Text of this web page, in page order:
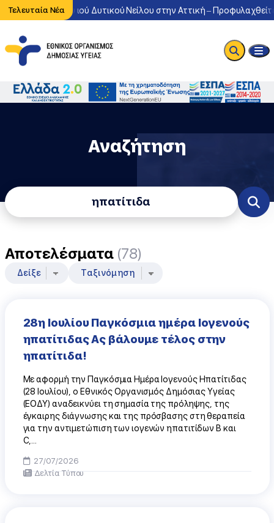
Τελευταία Νέατου ιού Δυτικού Νείλου στην Αττική – Προφυλαχθείτε
Αναζήτηση
Φόρμα Αναζήτησης
Αποτελέσματα (78)
Δείξε Ταξινόμηση
28η Ιουλίου Παγκόσμια ημέρα Ιογενούς
ηπατίτιδας Ας βάλουμε τέλος στην
ηπατίτιδα!
Με αφορμή την Παγκόσμια Ημέρα Ιογενούς Ηπατίτιδας
(28 Ιουλίου), ο Εθνικός Οργανισμός Δημόσιας Υγείας
(ΕΟΔΥ) αναδεικνύει τη σημασία της πρόληψης, της
έγκαιρης διάγνωσης και της πρόσβασης στη θεραπεία
για την αντιμετώπιση των ιογενών ηπατιτίδων Β και
C,...
27/07/2026
Δελτία Τύπου